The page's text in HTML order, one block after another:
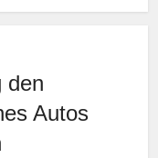
den
Autos